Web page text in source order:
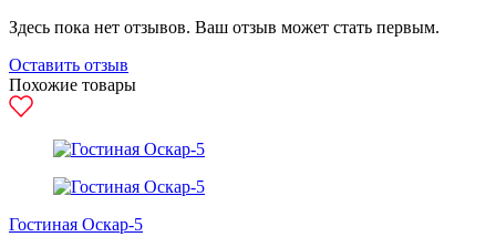
Здесь пока нет отзывов. Ваш отзыв может стать первым.
Оставить отзыв
Похожие товары
Гостиная Оскар-5